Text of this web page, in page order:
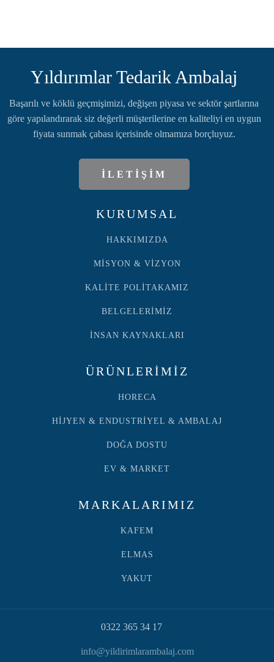
Yıldırımlar Tedarik Ambalaj
Başarılı ve köklü geçmişimizi, değişen piyasa ve sektör şartlarına
göre yapılandırarak siz değerli müşterilerine en kaliteliyi en uygun
fiyata sunmak çabası içerisinde olmamıza borçluyuz.
İLETİŞİM
KURUMSAL
HAKKIMIZDA
MİSYON & VİZYON
KALİTE POLİTAKAMIZ
BELGELERİMİZ
İNSAN KAYNAKLARI
ÜRÜNLERİMİZ
HORECA
HİJYEN & ENDUSTRİYEL & AMBALAJ
DOĞA DOSTU
EV & MARKET
MARKALARIMIZ
KAFEM
ELMAS
YAKUT
0322 365 34 17
info@yildirimlarambalaj.com